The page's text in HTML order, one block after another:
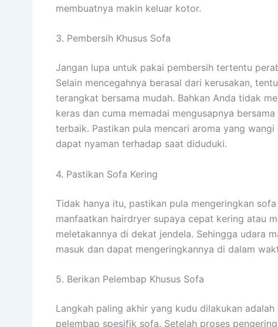
membuatnya makin keluar kotor.
3. Pembersih Khusus Sofa
Jangan lupa untuk pakai pembersih tertentu
Selain mencegahnya berasal dari kerusakan,
terangkat bersama mudah. Bahkan Anda tidak
keras dan cuma memadai mengusapnya
terbaik. Pastikan pula mencari aroma yang
dapat nyaman terhadap saat diduduki.
4. Pastikan Sofa Kering
Tidak hanya itu, pastikan pula mengeringkan
manfaatkan hairdryer supaya cepat kering atau
meletakannya di dekat jendela. Sehingga udara
masuk dan dapat mengeringkannya di dalam
5. Berikan Pelembap Khusus Sofa
Langkah paling akhir yang kudu dilakukan
pelembap spesifik sofa. Setelah proses